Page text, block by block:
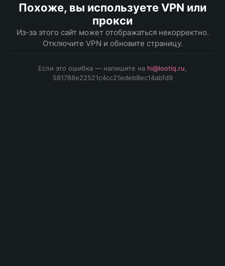
Похоже, вы используете VPN или
прокси
Из-за этого сайт может отображаться некорректно.
Отключите VPN и обновите страницу.
Если это ошибка — напишите на hi@lootiq.ru
581788e22521c4cc21edeb8ec14abfd9